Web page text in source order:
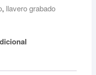
, llavero grabado